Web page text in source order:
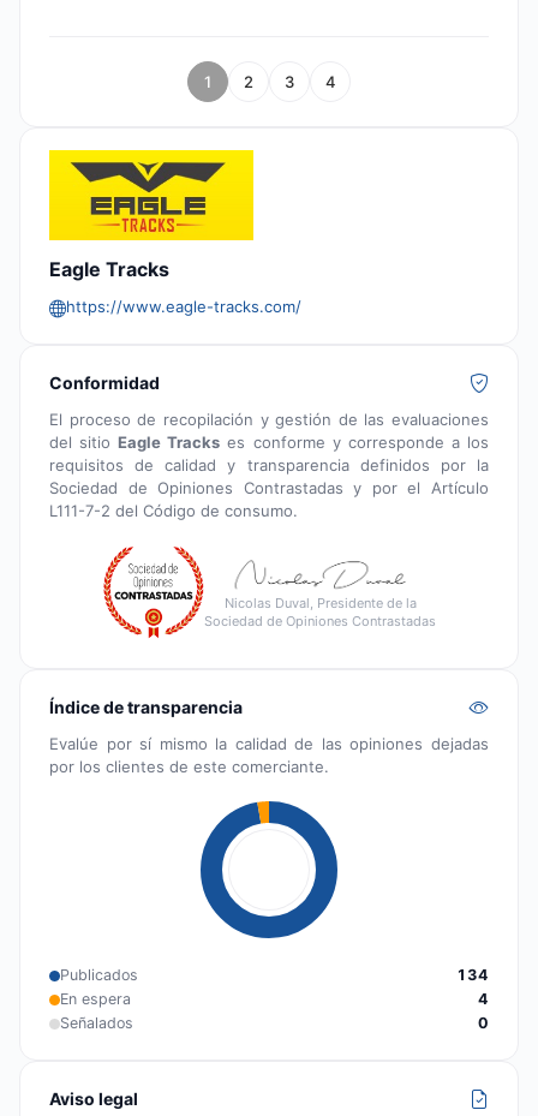
1 2 3 4
Eagle Tracks
https://www.eagle-tracks.com/
Conformidad
El proceso de recopilación y gestión de las evaluaciones
del sitioEagle Tracks es conforme y corresponde a los
requisitos de calidad y transparencia definidos por la
Sociedad de Opiniones Contrastadas y por el Artículo
L111-7-2 del Código de consumo.
Nicolas Duval, Presidente de la
Sociedad de Opiniones Contrastadas
Índice de transparencia
Evalúe por sí mismo la calidad de las opiniones dejadas
por los clientes de este comerciante.
Publicados
134
En espera
4
Señalados
0
Aviso legal